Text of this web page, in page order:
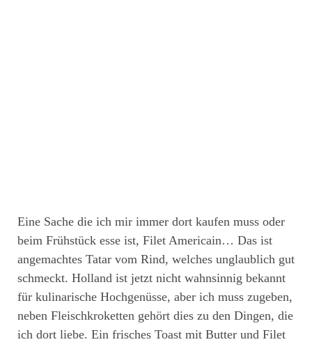
Eine Sache die ich mir immer dort kaufen muss oder
beim Frühstück esse ist, Filet Americain… Das ist
angemachtes Tatar vom Rind, welches unglaublich gut
schmeckt. Holland ist jetzt nicht wahnsinnig bekannt
für kulinarische Hochgenüsse, aber ich muss zugeben,
neben Fleischkroketten gehört dies zu den Dingen, die
ich dort liebe. Ein frisches Toast mit Butter und Filet